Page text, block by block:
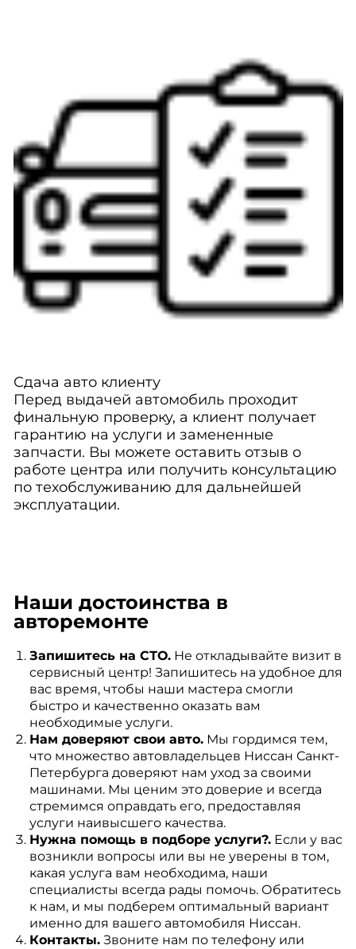
Сдача авто клиенту
Перед выдачей автомобиль проходит
финальную проверку, а клиент получает
гарантию на услуги и замененные
запчасти. Вы можете оставить отзыв о
работе центра или получить консультацию
по техобслуживанию для дальнейшей
эксплуатации.
Наши достоинства в
авторемонте
Запишитесь на СТО.Не откладывайте визит в
сервисный центр! Запишитесь на удобное для
вас время, чтобы наши мастера смогли
быстро и качественно оказать вам
необходимые услуги.
Нам доверяют свои авто.Мы гордимся тем,
что множество автовладельцев Ниссан Санкт-
Петербурга доверяют нам уход за своими
машинами. Мы ценим это доверие и всегда
стремимся оправдать его, предоставляя
услуги наивысшего качества.
Нужна помощь в подборе услуги?.Если у вас
возникли вопросы или вы не уверены в том,
какая услуга вам необходима, наши
специалисты всегда рады помочь. Обратитесь
к нам, и мы подберем оптимальный вариант
именно для вашего автомобиля Ниссан.
Контакты.Звоните нам по телефону или